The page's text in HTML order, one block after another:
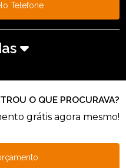
Telefone
O QUE PROCURAVA?
grátis agora mesmo!